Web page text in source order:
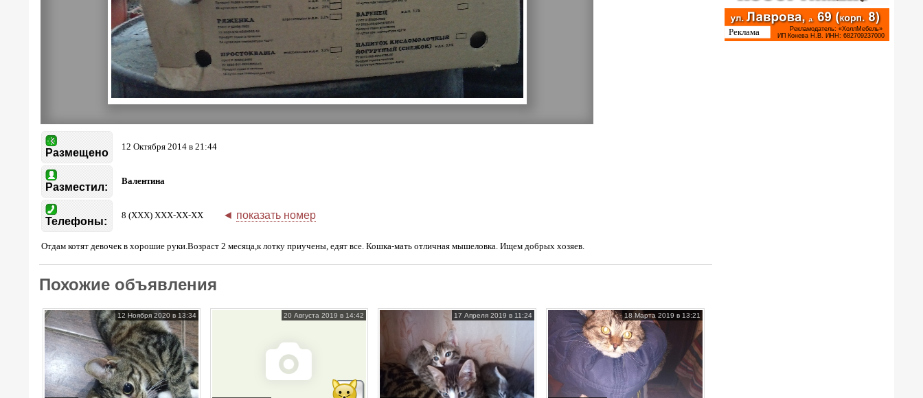
Размещено
12 Октября 2014 в 21:44
Разместил:
Валентина
Телефоны:
8 (XXX) XXX-XX-XX ◄ показать номер
Отдам котят девочек в хорошие руки.Возраст 2 месяца,к лотку приучены, едят все. Кошка-мать отличная мышеловка. Ищем добрых хозяев.
Похожие объявления
12 Ноября 2020 в 13:34 20 Августа 2019 в 14:42 17 Апреля 2019 в 11:24 18 Марта 2019 в 13:21